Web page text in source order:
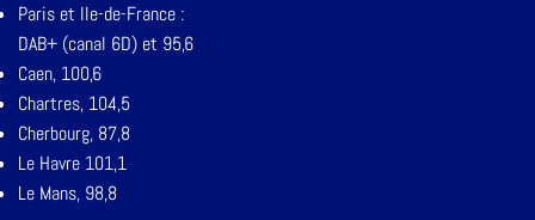
Paris et Ile-de-France :
DAB+ (canal 6D) et 95,6
Caen, 100,6
Chartres, 104,5
Cherbourg, 87,8
Le Havre 101,1
Le Mans, 98,8